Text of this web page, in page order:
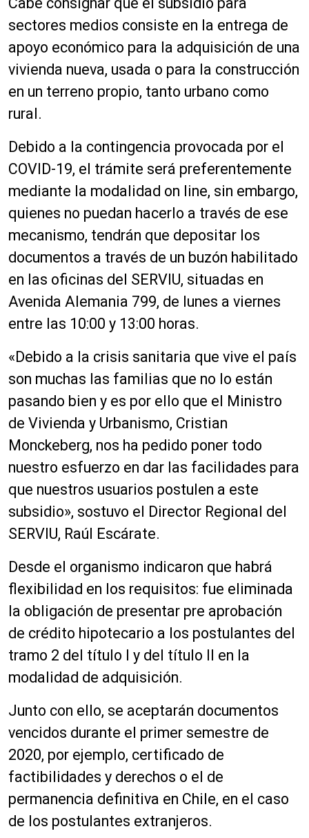
sectores medios consiste en la entrega de
apoyo económico para la adquisición de una
vivienda nueva, usada o para la construcción
en un terreno propio, tanto urbano como
rural.
Debido a la contingencia provocada por el
COVID-19, el trámite será preferentemente
mediante la modalidad on line, sin embargo,
quienes no puedan hacerlo a través de ese
mecanismo, tendrán que depositar los
documentos a través de un buzón habilitado
en las oficinas del SERVIU, situadas en
Avenida Alemania 799, de lunes a viernes
entre las 10:00 y 13:00 horas.
«Debido a la crisis sanitaria que vive el país
son muchas las familias que no lo están
pasando bien y es por ello que el Ministro
de Vivienda y Urbanismo, Cristian
Monckeberg, nos ha pedido poner todo
nuestro esfuerzo en dar las facilidades para
que nuestros usuarios postulen a este
subsidio», sostuvo el Director Regional del
SERVIU, Raúl Escárate.
Desde el organismo indicaron que habrá
flexibilidad en los requisitos: fue eliminada
la obligación de presentar pre aprobación
de crédito hipotecario a los postulantes del
tramo 2 del título I y del título II en la
modalidad de adquisición.
Junto con ello, se aceptarán documentos
vencidos durante el primer semestre de
2020, por ejemplo, certificado de
factibilidades y derechos o el de
permanencia definitiva en Chile, en el caso
de los postulantes extranjeros.